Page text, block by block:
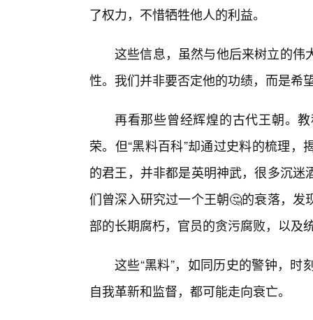
了权力，不惜牺牲他人的利益。
这些信息，虽然与他后来树立的伟
性。我们并非要否定他的功绩，而是希
再看那些曾经辉煌的古代王朝。
荣。但“黑料百科”却通过史料的梳理
的君王，并非都是英明神武，很多沉
们曾深入研究过一个王朝🤔的衰落，
部的长期腐朽，官员的贪污腐败，以及
这些“黑料”，如同历史的警钟，
自我革新和监督，都可能走向衰亡。